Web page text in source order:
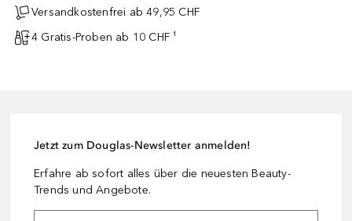
Versandkostenfrei ab 49,95 CHF
4 Gratis-Proben ab 10 CHF ¹
Jetzt zum Douglas-Newsletter anmelden!
Erfahre ab sofort alles über die neuesten Beauty-
Trends und Angebote.